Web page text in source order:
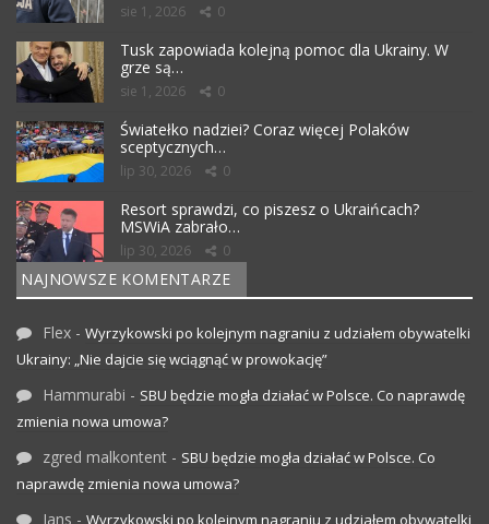
sie 1, 2026 0
Tusk zapowiada kolejną pomoc dla Ukrainy. W
grze są…
sie 1, 2026 0
Światełko nadziei? Coraz więcej Polaków
sceptycznych…
lip 30, 2026 0
Resort sprawdzi, co piszesz o Ukraińcach?
MSWiA zabrało…
lip 30, 2026 0
NAJNOWSZE KOMENTARZE
Flex - Wyrzykowski po kolejnym nagraniu z udziałem obywatelki
Ukrainy: „Nie dajcie się wciągnąć w prowokację”
Hammurabi - SBU będzie mogła działać w Polsce. Co naprawdę
zmienia nowa umowa?
zgred malkontent - SBU będzie mogła działać w Polsce. Co
naprawdę zmienia nowa umowa?
Jans - Wyrzykowski po kolejnym nagraniu z udziałem obywatelki